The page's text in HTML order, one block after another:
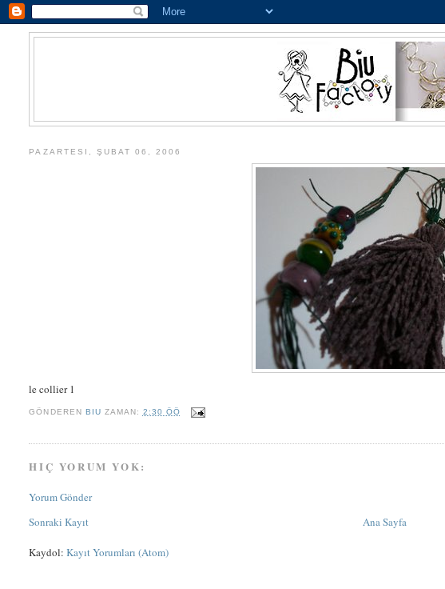
PAZARTESI, ŞUBAT 06, 2006
le collier 1
GÖNDEREN BIU ZAMAN: 2:30 ÖÖ
HIÇ YORUM YOK:
Yorum Gönder
Sonraki Kayıt
Ana Sayfa
Kaydol:Kayıt Yorumları (Atom)